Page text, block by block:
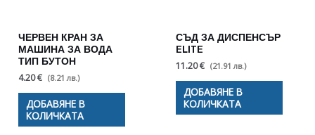
ЧЕРВЕН КРАН ЗА
МАШИНА ЗА ВОДА
ТИП БУТОН
4.20 € (8.21 лв.)
ДОБАВЯНЕ В
КОЛИЧКАТА
СЪД ЗА ДИСПЕНСЪР
ELITE
11.20 € (21.91 лв.)
ДОБАВЯНЕ В
КОЛИЧКАТА